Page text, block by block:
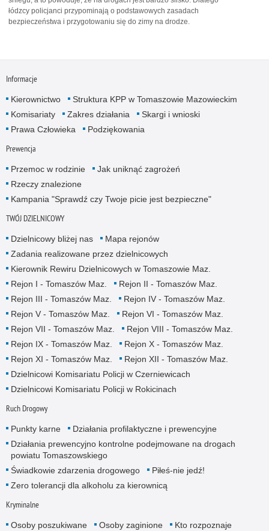
łódzcy policjanci przypominają o podstawowych zasadach
bezpieczeństwa i przygotowaniu się do zimy na drodze.
Informacje
Kierownictwo
Struktura KPP w Tomaszowie Mazowieckim
Komisariaty
Zakres działania
Skargi i wnioski
Prawa Człowieka
Podziękowania
Prewencja
Przemoc w rodzinie
Jak uniknąć zagrożeń
Rzeczy znalezione
Kampania "Sprawdź czy Twoje picie jest bezpieczne"
TWÓJ DZIELNICOWY
Dzielnicowy bliżej nas
Mapa rejonów
Zadania realizowane przez dzielnicowych
Kierownik Rewiru Dzielnicowych w Tomaszowie Maz.
Rejon I - Tomaszów Maz.
Rejon II - Tomaszów Maz.
Rejon III - Tomaszów Maz.
Rejon IV - Tomaszów Maz.
Rejon V - Tomaszów Maz.
Rejon VI - Tomaszów Maz.
Rejon VII - Tomaszów Maz.
Rejon VIII - Tomaszów Maz.
Rejon IX - Tomaszów Maz.
Rejon X - Tomaszów Maz.
Rejon XI - Tomaszów Maz.
Rejon XII - Tomaszów Maz.
Dzielnicowi Komisariatu Policji w Czerniewicach
Dzielnicowi Komisariatu Policji w Rokicinach
Ruch Drogowy
Punkty karne
Działania profilaktyczne i prewencyjne
Działania prewencyjno kontrolne podejmowane na drogach
powiatu Tomaszowskiego
Świadkowie zdarzenia drogowego
Piłeś-nie jedź!
Zero tolerancji dla alkoholu za kierownicą
Kryminalne
Osoby poszukiwane Osoby zaginione
Kto rozpoznaje